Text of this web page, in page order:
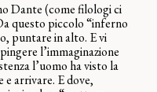
Dante (come filologi ci
questo piccolo “inferno
puntare in alto. E vi
l’immaginazione
l’uomo ha visto la
e arrivare. E dove,